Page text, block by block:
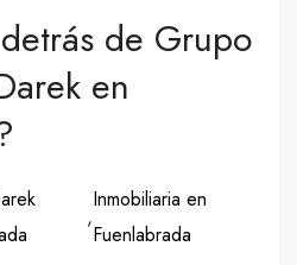
de Grupo
en
,
Inmobiliaria en
Fuenlabrada